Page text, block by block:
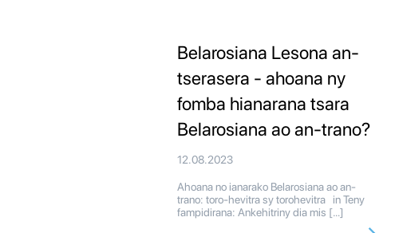
Belarosiana Lesona an-
tserasera - ahoana ny
fomba hianarana tsara
Belarosiana ao an-trano?
12.08.2023
Ahoana no ianarako Belarosiana ao an-
trano: toro-hevitra sy torohevitra in Teny
fampidirana: Ankehitriny dia mis […]